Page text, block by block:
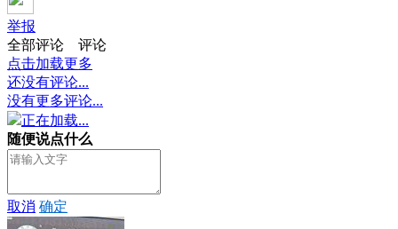
举报
全部评论
评论
点击加载更多
还没有评论...
没有更多评论...
正在加载...
随便说点什么
取消 确定